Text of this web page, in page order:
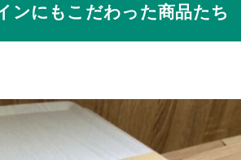
ンにもこだわった商品たち